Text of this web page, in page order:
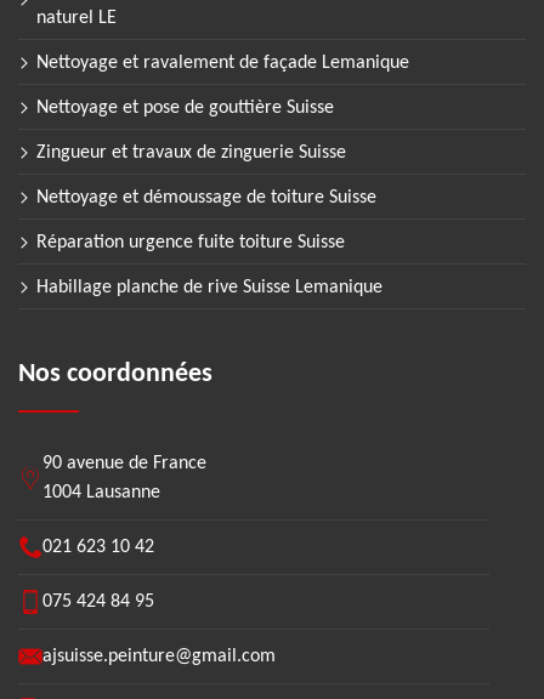
naturel LE
Nettoyage et ravalement de façade Lemanique
Nettoyage et pose de gouttière Suisse
Zingueur et travaux de zinguerie Suisse
Nettoyage et démoussage de toiture Suisse
Réparation urgence fuite toiture Suisse
Habillage planche de rive Suisse Lemanique
Nos coordonnées
90 avenue de France
1004 Lausanne
021 623 10 42
075 424 84 95
ajsuisse.peinture@gmail.com